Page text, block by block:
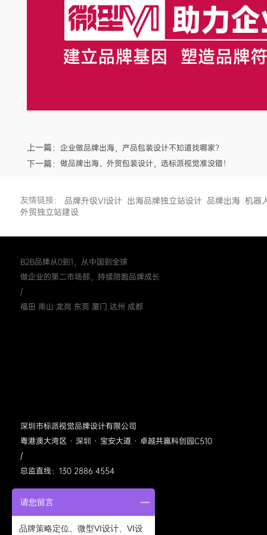
上一篇： 企业做品牌出海，产品包装设计不知道找哪家？
下一篇： 做品牌出海、外贸包装设计，选标派视觉准没错！
友情链接： 品牌升级VI设计 出海品牌独立站设计 品牌出海 机器
外贸独立站建设
B2B品牌从0到1，从中国到全球
做企业的第二市场部，持续陪跑品牌成长
/
福田 南山 龙岗 东莞 厦门 达州 成都
深圳市标派视觉品牌设计有限公司
粤港澳大湾区 · 深圳 · 宝安大道 · 卓越共赢科创园C510
/
总监直线：130 2886 4554
请您留言
品牌策略定位、微型VI设计、VI设